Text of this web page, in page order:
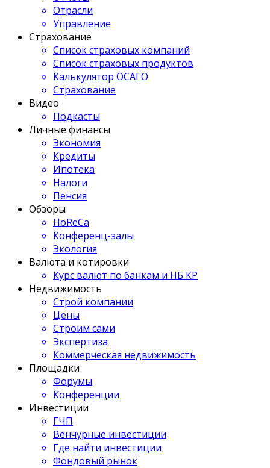
Отрасли
Управление
Страхование
Список страховых компаний
Список страховых продуктов
Калькулятор ОСАГО
Страхование
Видео
Подкасты
Личные финансы
Экономия
Кредиты
Ипотека
Налоги
Пенсия
Обзоры
HoReCa
Конференц-залы
Экология
Валюта и котировки
Курс валют по банкам и НБ КР
Недвижимость
Строй компании
Цены
Строим сами
Экспертиза
Коммерческая недвижимость
Площадки
Форумы
Конференции
Инвестиции
ГЧП
Венчурные инвестиции
Где найти инвестиции
Фондовый рынок